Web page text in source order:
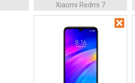
Xiaomi Redmi 7